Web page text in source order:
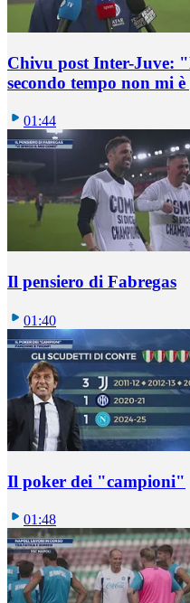
Chivu post Inter-Juve:
secondo tempo non mi
01:44
Il pensiero di Fabregas
01:40
Il poker dei "campioni"
01:48